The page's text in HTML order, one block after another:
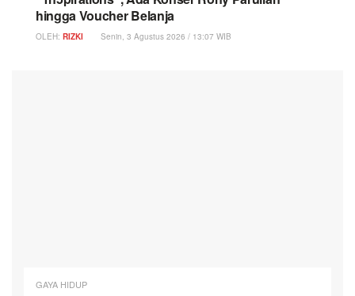
hingga Voucher Belanja
OLEH: RIZKI Senin, 3 Agustus 2026 / 13:07 WIB
GAYA HIDUP